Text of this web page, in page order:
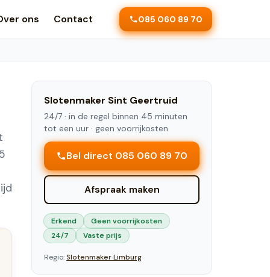
ons Contact 085 060 89 70
Slotenmaker Sint Geertruid
24/7 · in de regel binnen 45 minuten
tot een uur · geen voorrijkosten
Bel direct 085 060 89 70
Afspraak maken
Erkend
Geen voorrijkosten
24/7
Vaste prijs
Regio:SlotenmakerLimburg